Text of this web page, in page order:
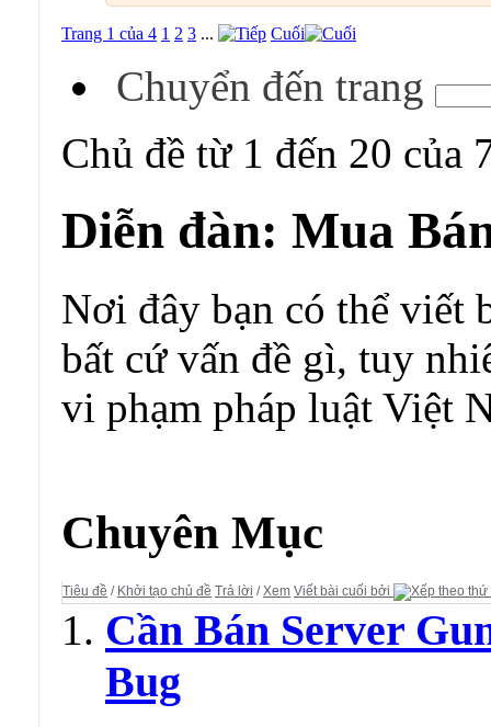
Trang 1 của 4 1 2 3 ... Cuối
Chuyển đến trang
Chủ đề từ 1 đến 20 của
Diễn đàn: Mua
Nơi đây bạn có thể viết
bất cứ vấn đề gì, tuy
vi phạm pháp luật Việt
Chuyên Mục
Tiêu đề / Khởi tạo chủ đề Trả lời /Xem Viết bài cuối bởi
Cần Bán Server
Bug